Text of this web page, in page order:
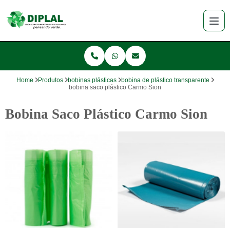
Home Produtos bobinas plásticas
bobina de plástico transparente
bobina saco plástico Carmo Sion
Bobina Saco Plástico Carmo Sion